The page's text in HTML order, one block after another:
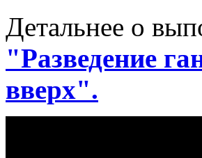
Детальнее о
"Разведение
вверх".